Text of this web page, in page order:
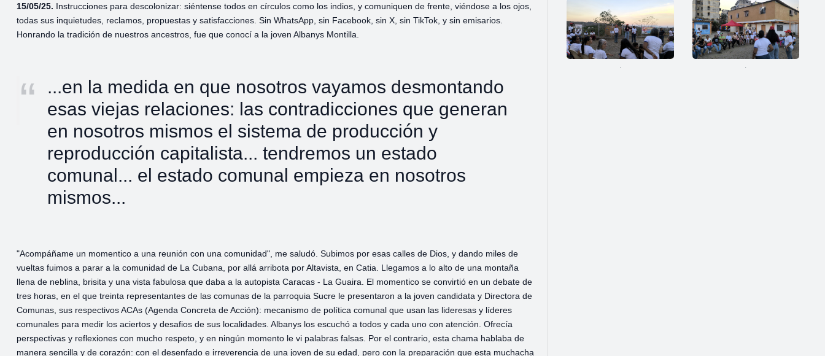
15/05/25. Instrucciones para descolonizar: siéntense todos en círculos como los indios, y comuniquen de frente, viéndose a los ojos,
todas sus inquietudes, reclamos, propuestas y satisfacciones. Sin WhatsApp, sin Facebook, sin X, sin TikTok, y sin emisarios.
Honrando la tradición de nuestros ancestros, fue que conocí a la joven Albanys Montilla.
...en la medida en que nosotros vayamos desmontando
esas viejas relaciones: las contradicciones que generan
en nosotros mismos el sistema de producción y
reproducción capitalista... tendremos un estado
comunal... el estado comunal empieza en nosotros
mismos...
"Acompáñame un momentico a una reunión con una comunidad", me saludó. Subimos por esas calles de Dios, y dando miles de
vueltas fuimos a parar a la comunidad de La Cubana, por allá arribota por Altavista, en Catia. Llegamos a lo alto de una montaña
llena de neblina, brisita y una vista fabulosa que daba a la autopista Caracas - La Guaira. El momentico se convirtió en un debate de
tres horas, en el que treinta representantes de las comunas de la parroquia Sucre le presentaron a la joven candidata y Directora de
Comunas, sus respectivos ACAs (Agenda Concreta de Acción): mecanismo de política comunal que usan las lideresas y líderes
comunales para medir los aciertos y desafios de sus localidades. Albanys los escuchó a todos y cada uno con atención. Ofrecía
perspectivas y reflexiones con mucho respeto, y en ningún momento le vi palabras falsas. Por el contrario, esta chama hablaba de
manera sencilla y de corazón: con el desenfado e irreverencia de una joven de su edad, pero con la preparación que esta muchacha
. .